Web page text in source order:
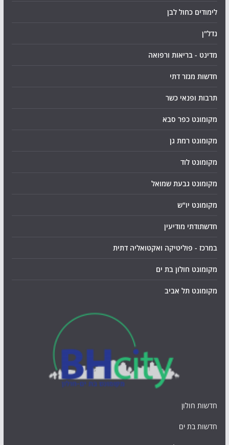
לימודים כחול לבן
נדל"ן
מדינט - בריאות ורפואה
חדשות מגזר דתי
תרבות ופנאי כשר
מקומונט כפר סבא
מקומונט רמת גן
מקומונט לוד
מקומונט גבעת שמואל
מקומונט יו"ש
חדשתודתי מודיעין
במרכז - פוליטיקה ואקטואליה דתית
מקומונט חולון בת ים
מקומונט תל אביב
חדשות חולון
חדשות בת ים